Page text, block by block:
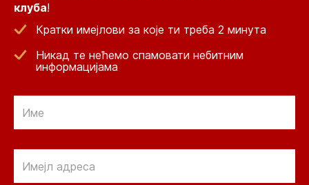
клуба!
Кратки имејлови за које ти треба 2 минута
Никад те нећемо спамовати небитним
информацијама